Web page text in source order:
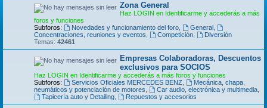
Zona General
Haz LOGIN en Identificarme y accederás a más
foros y funciones
Subforos:
Novedades y funcionamiento del foro, General,
Concentraciones, reuniones y eventos
Competición,
Diversión
Temas: 42461
Empresas Colaboradoras, Descuentos
exclusivos para SOCIOS
Haz LOGIN en Identificarme y accederás a más foros y funciones
Subforos:
Servicios Oficiales MERCEDES BENZ
Mecánica, chapa,
neumáticos y potenciación de motores
Car audio, electrónica y multimedia,
Tapicería auto y Detailing, Repuestos y accesorios